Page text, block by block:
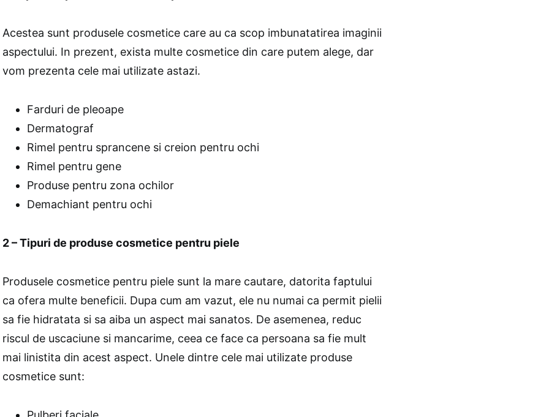
Acestea sunt produsele cosmetice care au ca scop imbunatatirea imaginii
aspectului. In prezent, exista multe cosmetice din care putem alege, dar
vom prezenta cele mai utilizate astazi.
Farduri de pleoape
Dermatograf
Rimel pentru sprancene si creion pentru ochi
Rimel pentru gene
Produse pentru zona ochilor
Demachiant pentru ochi
2 – Tipuri de produse cosmetice pentru piele
Produsele cosmetice pentru piele sunt la mare cautare, datorita faptului
ca ofera multe beneficii. Dupa cum am vazut, ele nu numai ca permit pielii
sa fie hidratata si sa aiba un aspect mai sanatos. De asemenea, reduc
riscul de uscaciune si mancarime, ceea ce face ca persoana sa fie mult
mai linistita din acest aspect. Unele dintre cele mai utilizate produse
cosmetice sunt: